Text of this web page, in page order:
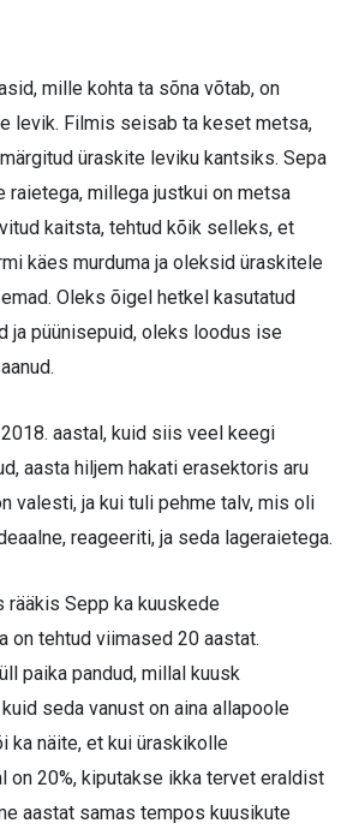
mille kohta ta sõna võtab, on
levik. Filmis seisab ta keset metsa,
üraskite leviku kantsiks. Sepa
raietega, millega justkui on metsa
kaitsta, tehtud kõik selleks, et
käes murduma ja oleksid üraskitele
Oleks õigel hetkel kasutatud
ja püünisepuid, oleks loodus ise
aastal, kuid siis veel keegi
aasta hiljem hakati erasektoris aru
valesti, ja kui tuli pehme talv, mis oli
reageeriti, ja seda lageraietega.
Sepp ka kuuskede
on tehtud viimased 20 aastat.
paika pandud, millal kuusk
seda vanust on aina allapoole
ka näite, et kui üraskikolle
on 20%, kiputakse ikka tervet eraldist
aastat samas tempos kuusikute